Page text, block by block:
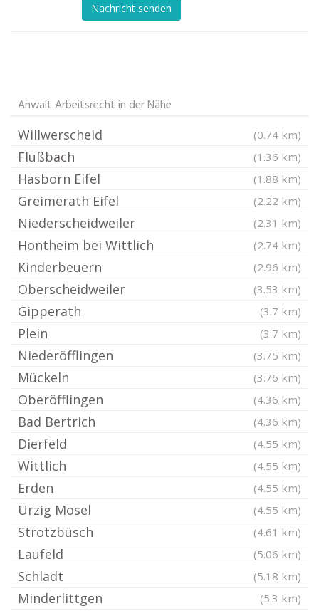
Nachricht senden
Anwalt Arbeitsrecht in der Nähe
Willwerscheid (0.74 km)
Flußbach (1.36 km)
Hasborn Eifel (1.88 km)
Greimerath Eifel (2.22 km)
Niederscheidweiler (2.31 km)
Hontheim bei Wittlich (2.74 km)
Kinderbeuern (2.96 km)
Oberscheidweiler (3.53 km)
Gipperath (3.7 km)
Plein (3.7 km)
Niederöfflingen (3.75 km)
Mückeln (3.76 km)
Oberöfflingen (4.36 km)
Bad Bertrich (4.36 km)
Dierfeld (4.55 km)
Wittlich (4.55 km)
Erden (4.55 km)
Ürzig Mosel (4.55 km)
Strotzbüsch (4.61 km)
Laufeld (5.06 km)
Schladt (5.18 km)
Minderlittgen (5.3 km)